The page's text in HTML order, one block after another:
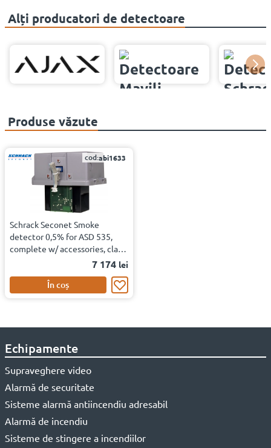
Alți producatori de detectoare
Produse văzute
cod:abi1633
Schrack Seconet Smoke
detector 0,5% for ASD 535,
complete w/ accessories, class
7 174 lei
În coș
Echipamente
Supraveghere video
Alarmă de securitate
Sisteme alarmă antiincendiu adresabil
Alarmă de incendiu
Sisteme de stingere a incendiilor